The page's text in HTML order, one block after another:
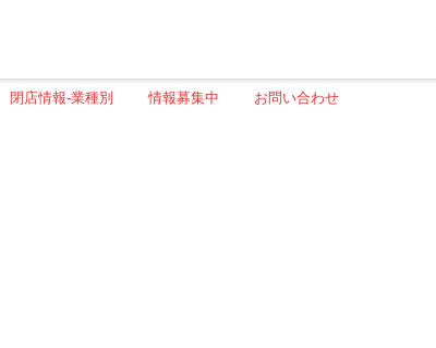
閉店情報-業種別 情報募集中 お問い合わせ